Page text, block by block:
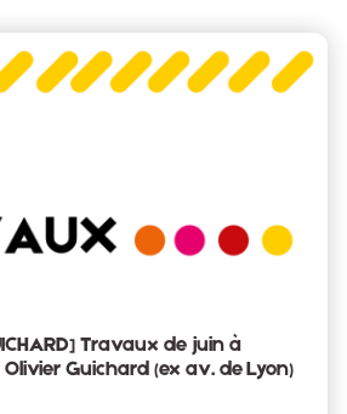
Travaux de juin à
Guichard (ex av. de Lyon)